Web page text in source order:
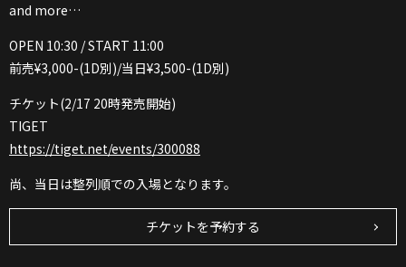
and more…
OPEN 10:30 / START 11:00
前売¥3,000-(1D別)/当日¥3,500-(1D別)
チケット(2/17 20時発売開始)
TIGET
https://tiget.net/events/300088
尚、当日は整列順での入場となります。
チケットを予約する